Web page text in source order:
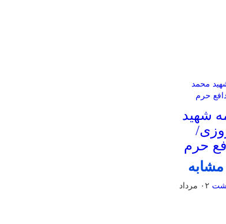
شهید
حرم
۰۲ مرداد